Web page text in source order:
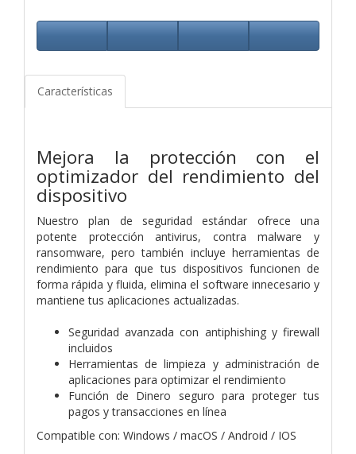
Características
Mejora la protección con el
optimizador del rendimiento del
dispositivo
Nuestro plan de seguridad estándar ofrece una
potente protección antivirus, contra malware y
ransomware, pero también incluye herramientas de
rendimiento para que tus dispositivos funcionen de
forma rápida y fluida, elimina el software innecesario y
mantiene tus aplicaciones actualizadas.
Seguridad avanzada con antiphishing y firewall
incluidos
Herramientas de limpieza y administración de
aplicaciones para optimizar el rendimiento
Función de Dinero seguro para proteger tus
pagos y transacciones en línea
Compatible con: Windows / macOS / Android / IOS